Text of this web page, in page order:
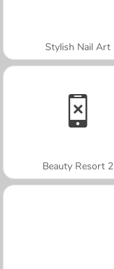
Stylish Nail Art
Beauty Resort 2